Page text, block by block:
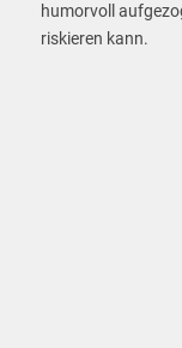
humorvoll
riskieren kann.